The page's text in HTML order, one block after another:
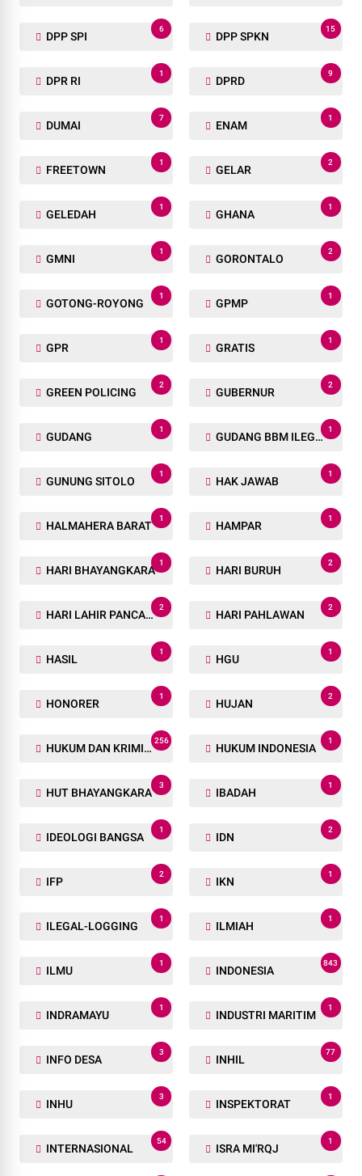
DPP SPI
6
DPP SPKN
15
DPR RI
1
DPRD
9
DUMAI
7
ENAM
1
FREETOWN
1
GELAR
2
GELEDAH
1
GHANA
1
GMNI
1
GORONTALO
2
GOTONG-ROYONG
1
GPMP
1
GPR
1
GRATIS
1
GREEN POLICING
2
GUBERNUR
2
GUDANG
1
GUDANG BBM ILEGAL
1
GUNUNG SITOLO
1
HAK JAWAB
1
HALMAHERA BARAT
1
HAMPAR
1
HARI BHAYANGKARA
1
HARI BURUH
2
HARI LAHIR PANCASILA
2
HARI PAHLAWAN
2
HASIL
1
HGU
1
HONORER
1
HUJAN
2
HUKUM DAN KRIMINAL
256
HUKUM INDONESIA
1
HUT BHAYANGKARA
3
IBADAH
1
IDEOLOGI BANGSA
1
IDN
2
IFP
2
IKN
1
ILEGAL-LOGGING
1
ILMIAH
1
ILMU
1
INDONESIA
843
INDRAMAYU
1
INDUSTRI MARITIM
1
INFO DESA
3
INHIL
77
INHU
3
INSPEKTORAT
1
INTERNASIONAL
54
ISRA MI'RQJ
1